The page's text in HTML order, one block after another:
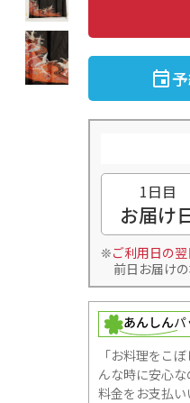
1日目
お届け
ご利用日の翌
前日お届け
「お料理をこ
んな時に安心
料金をお支払い